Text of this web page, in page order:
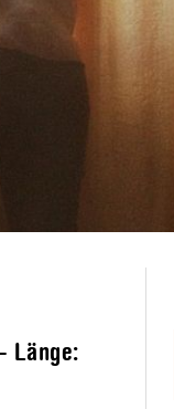
Länge: